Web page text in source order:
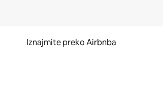
Iznajmite preko Airbnba